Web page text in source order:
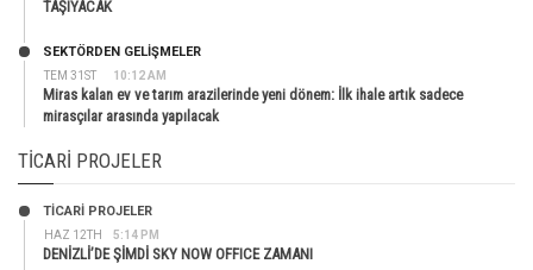
TAŞIYACAK
TEM 31ST 10:12 AM
SEKTÖRDEN GELIŞMELER
Miras kalan ev ve tarım arazilerinde yeni dönem: İlk ihale artık sadece
mirasçılar arasında yapılacak
TICARI PROJELER
HAZ 12TH 5:14 PM
TİCARİ PROJELER
DENİZLİ’DE ŞİMDİ SKY NOW OFFICE ZAMANI